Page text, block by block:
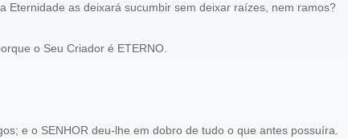
Eternidade as deixará sucumbir sem deixar raízes, nem ramos?
o Seu Criador é ETERNO.
e o SENHOR deu-lhe em dobro de tudo o que antes possuíra.